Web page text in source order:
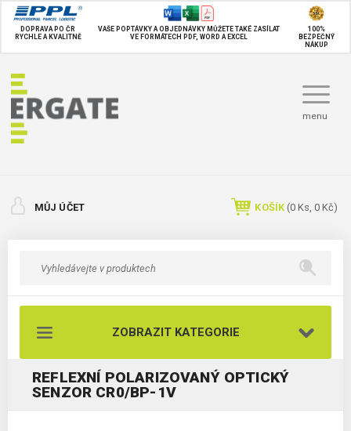
DOPRAVA PO ČR
RYCHLE A KVALITNĚ
VAŠE POPTÁVKY A OBJEDNÁVKY MŮŽETE TAKÉ ZASÍLAT
VE FORMÁTECH PDF, WORD A EXCEL
100%
BEZPEČNÝ
NÁKUP
menu
MŮJ ÚČET KOŠÍK (0 Ks, 0 Kč)
ZOBRAZIT KATEGORIE
REFLEXNÍ POLARIZOVANÝ OPTICKÝ
SENZOR CR0/BP-1V